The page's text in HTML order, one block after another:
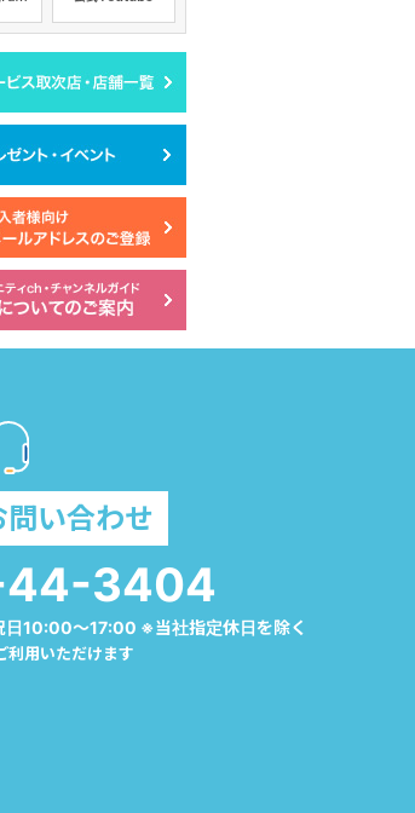
い合わせ
3404
10:00～17:00 ※当社指定休日を除く
利用いただけます